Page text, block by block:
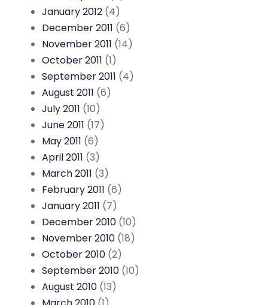
January 2012 (4)
December 2011 (6)
November 2011 (14)
October 2011 (1)
September 2011 (4)
August 2011 (6)
July 2011 (10)
June 2011 (17)
May 2011 (6)
April 2011 (3)
March 2011 (3)
February 2011 (6)
January 2011 (7)
December 2010 (10)
November 2010 (18)
October 2010 (2)
September 2010 (10)
August 2010 (13)